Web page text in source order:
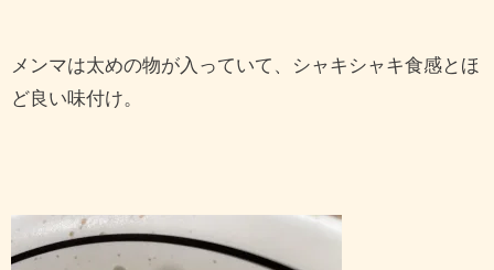
メンマは太めの物が入っていて、シャキシャキ食感とほ
ど良い味付け。